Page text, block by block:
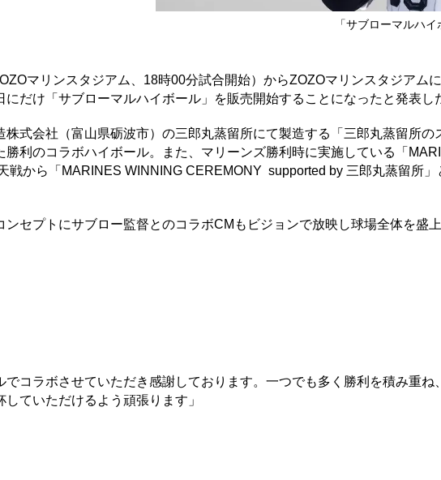
「サブローマルハ
マリンスタジアム、18時00分試合開始）からZOZOマリンスタジアム
だけ「サブローマルハイボール」を販売開始することになったと発表し
式会社（富山県砺波市）の三郎丸蒸留所にて製造する「三郎丸蒸留所の
利のコラボハイボール。また、マリーンズ勝利時に実施している「
戦から「MARINES WINNING CEREMONY supported by 三郎丸蒸留所」
セプトにサブロー監督とのコラボCMもビジョンで放映し球場全体を盛上
でコラボさせていただき感謝しております。一つでも多く勝利を積み重ね
ていただけるよう頑張ります」